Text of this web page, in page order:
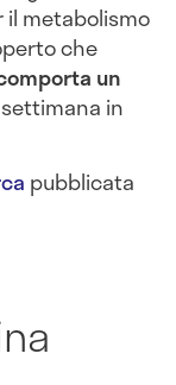
metabolismo
che
un
in
pubblicata